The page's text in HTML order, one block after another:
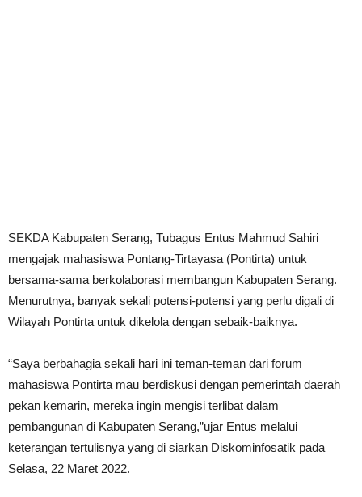
SEKDA Kabupaten Serang, Tubagus Entus Mahmud Sahiri
mengajak mahasiswa Pontang-Tirtayasa (Pontirta) untuk
bersama-sama berkolaborasi membangun Kabupaten Serang.
Menurutnya, banyak sekali potensi-potensi yang perlu digali di
Wilayah Pontirta untuk dikelola dengan sebaik-baiknya.
“Saya berbahagia sekali hari ini teman-teman dari forum
mahasiswa Pontirta mau berdiskusi dengan pemerintah daerah
pekan kemarin, mereka ingin mengisi terlibat dalam
pembangunan di Kabupaten Serang,”ujar Entus melalui
keterangan tertulisnya yang di siarkan Diskominfosatik pada
Selasa, 22 Maret 2022.